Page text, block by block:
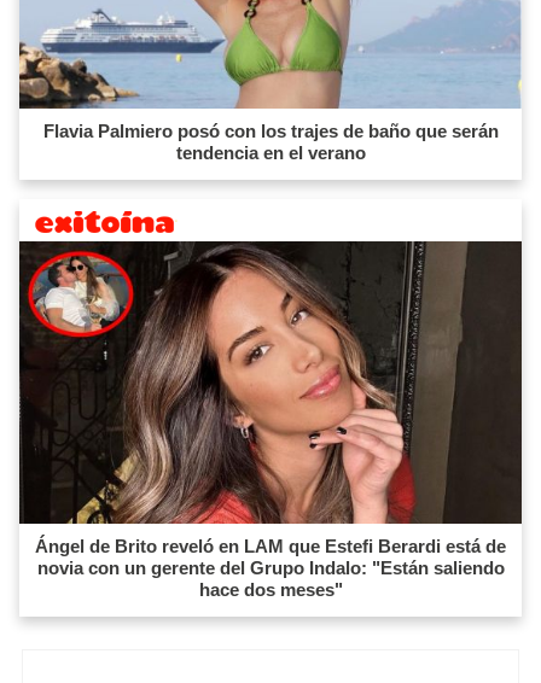
Flavia Palmiero posó con los trajes de baño que serán
tendencia en el verano
Ángel de Brito reveló en LAM que Estefi Berardi está de
novia con un gerente del Grupo Indalo: "Están saliendo
hace dos meses"